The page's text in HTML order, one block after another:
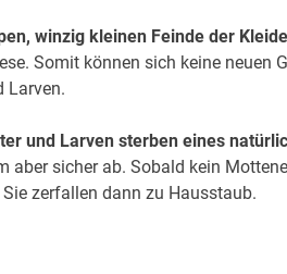
winzig kleinen Feinde der
Somit können sich keine neuen
Larven.
und Larven sterben eines
aber sicher ab. Sobald kein
zerfallen dann zu Hausstaub.